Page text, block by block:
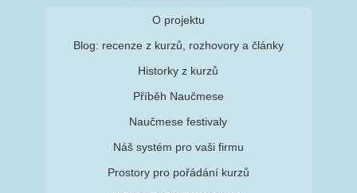
O projektu
Blog: recenze z kurzů, rozhovory a články
Historky z kurzů
Příběh Naučmese
Naučmese festivaly
Náš systém pro vaši firmu
Prostory pro pořádání kurzů